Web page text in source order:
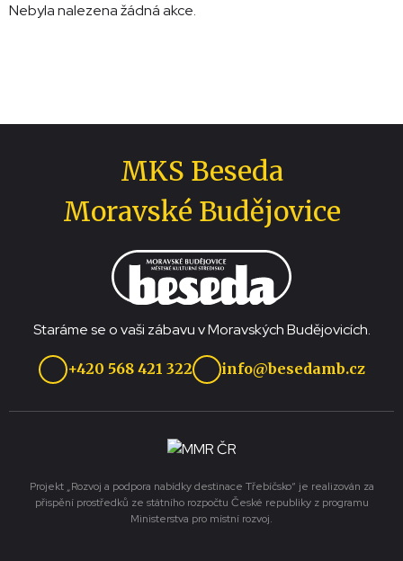
Nebyla nalezena žádná akce.
MKS Beseda
Moravské Budějovice
Staráme se o vaši zábavu v Moravských Budějovicích.
+420 568 421 322 info@besedamb.cz
Projekt „Rozvoj a podpora nabídky destinace Třebíčsko“ je realizován za
přispění prostředků ze státního rozpočtu České republiky z programu
Ministerstva pro místní rozvoj.